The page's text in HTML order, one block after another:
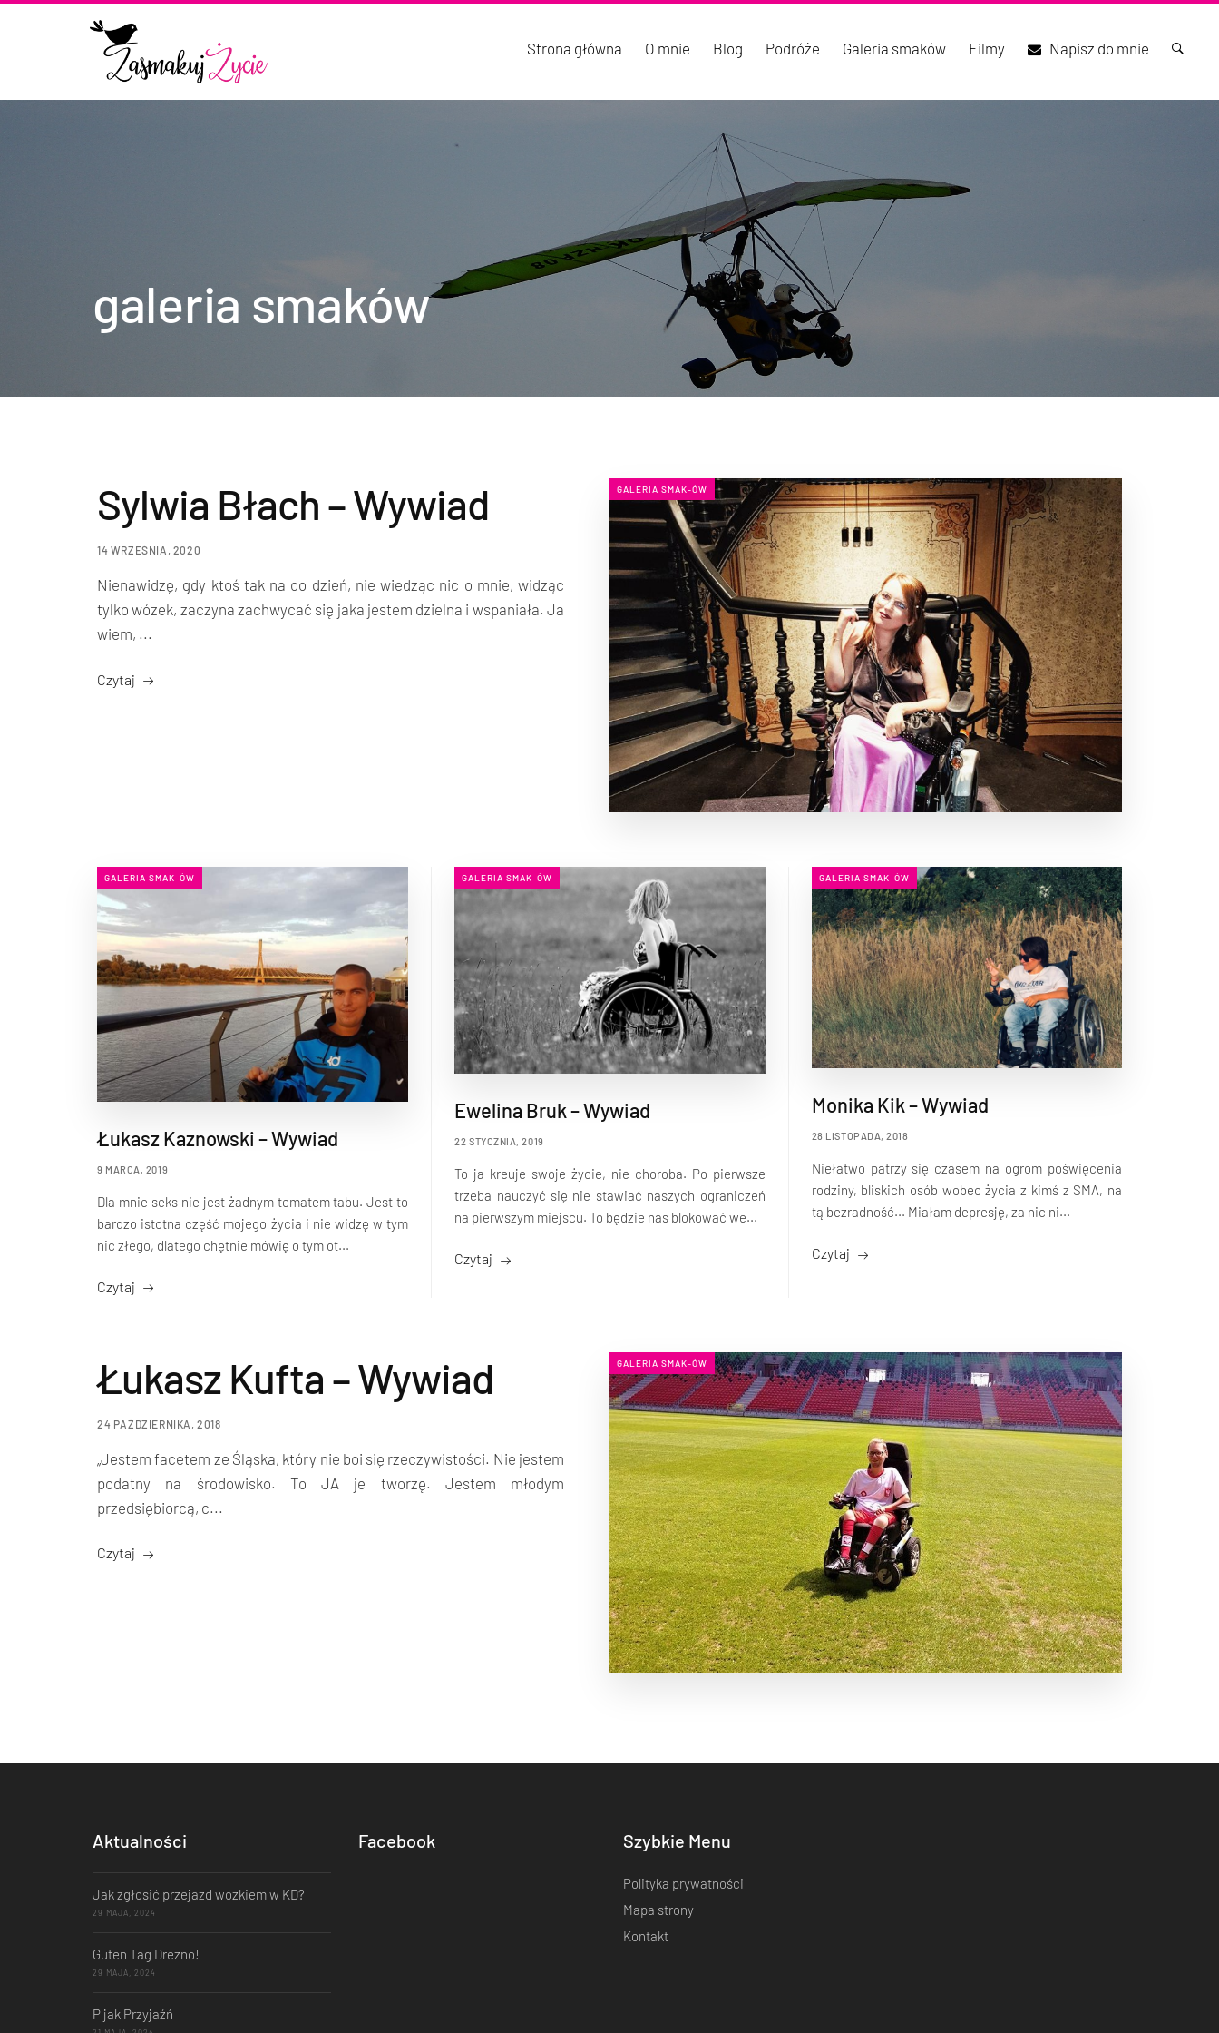
Strona główna O mnie Blog Podróże Galeria smaków Filmy Napisz do mnie
galeria smaków
GALERIA SMAK-ÓW
Sylwia Błach – Wywiad
14 WRZEŚNIA, 2020
Nienawidzę, gdy ktoś tak na co dzień, nie wiedząc nic o mnie, widząc
tylko wózek, zaczyna zachwycać się jaka jestem dzielna i wspaniała. Ja
wiem, ...
Czytaj
GALERIA SMAK-ÓW
Łukasz Kaznowski – Wywiad
9 MARCA, 2019
Dla mnie seks nie jest żadnym tematem tabu. Jest to
bardzo istotna część mojego życia i nie widzę w tym
nic złego, dlatego chętnie mówię o tym ot...
Czytaj
GALERIA SMAK-ÓW
Ewelina Bruk – Wywiad
22 STYCZNIA, 2019
To ja kreuje swoje życie, nie choroba. Po pierwsze
trzeba nauczyć się nie stawiać naszych ograniczeń
na pierwszym miejscu. To będzie nas blokować we...
Czytaj
GALERIA SMAK-ÓW
Monika Kik – Wywiad
28 LISTOPADA, 2018
Niełatwo patrzy się czasem na ogrom poświęcenia
rodziny, bliskich osób wobec życia z kimś z SMA, na
tą bezradność... Miałam depresję, za nic ni...
Czytaj
GALERIA SMAK-ÓW
Łukasz Kufta – Wywiad
24 PAŹDZIERNIKA, 2018
„Jestem facetem ze Śląska, który nie boi się rzeczywistości. Nie jestem
podatny na środowisko. To JA je tworzę. Jestem młodym
przedsiębiorcą, c...
Czytaj
Aktualności
Jak zgłosić przejazd wózkiem w KD?
29 MAJA, 2024
Guten Tag Drezno!
29 MAJA, 2024
P jak Przyjaźń
Facebook Szybkie Menu
Polityka prywatności
Mapa strony
Kontakt